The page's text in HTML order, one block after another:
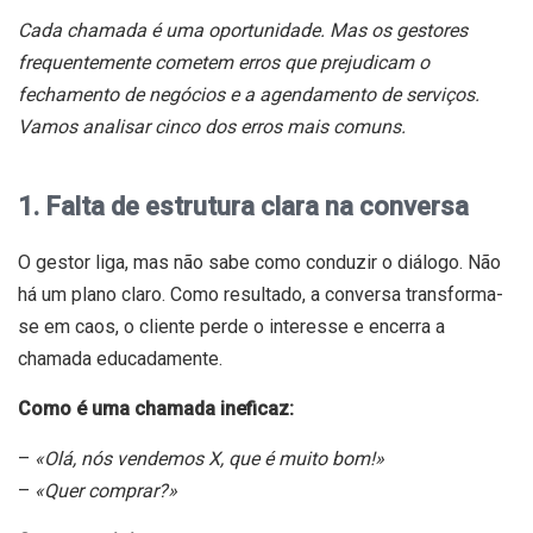
Cada chamada é uma oportunidade. Mas os gestores
frequentemente cometem erros que prejudicam o
fechamento de negócios e a agendamento de serviços.
Vamos analisar cinco dos erros mais comuns.
1. Falta de estrutura clara na conversa
O gestor liga, mas não sabe como conduzir o diálogo. Não
há um plano claro. Como resultado, a conversa transforma-
se em caos, o cliente perde o interesse e encerra a
chamada educadamente.
Como é uma chamada ineficaz:
– «Olá, nós vendemos X, que é muito bom!»
– «Quer comprar?»